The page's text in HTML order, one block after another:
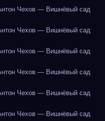
Чехов — Вишнёвый сад
Чехов — Вишнёвый сад
Чехов — Вишнёвый сад
Чехов — Вишнёвый сад
Чехов — Вишнёвый сад
Чехов — Вишнёвый сад